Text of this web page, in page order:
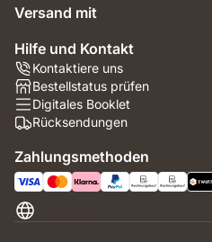
Versand mit
Hilfe und Kontakt
Kontaktiere uns
Bestellstatus prüfen
Digitales Booklet
Rücksendungen
Zahlungsmethoden